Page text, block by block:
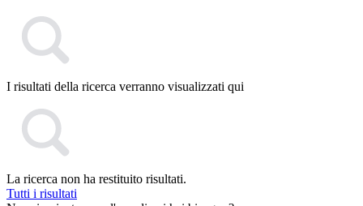
I risultati della ricerca verranno visualizzati qui
La ricerca non ha restituito risultati.
Tutti i risultati